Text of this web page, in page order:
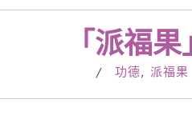
「派福
/ 功德, 派福果